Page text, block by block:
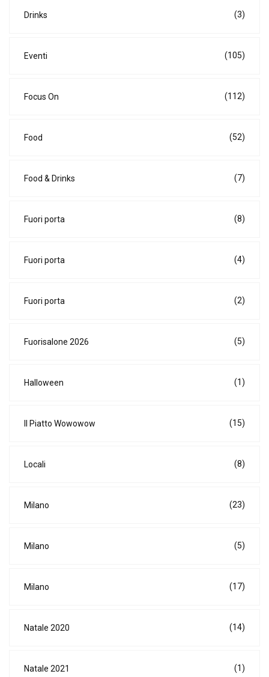
Drinks (3)
Eventi (105)
Focus On (112)
Food (52)
Food & Drinks (7)
Fuori porta (8)
Fuori porta (4)
Fuori porta (2)
Fuorisalone 2026 (5)
Halloween (1)
Il Piatto Wowowow (15)
Locali (8)
Milano (23)
Milano (5)
Milano (17)
Natale 2020 (14)
Natale 2021 (1)